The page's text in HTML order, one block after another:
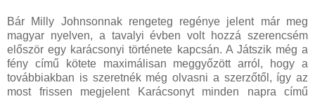
Bár Milly Johnsonnak rengeteg regénye jelent már meg
magyar nyelven, a tavalyi évben volt hozzá szerencsém
először egy karácsonyi története kapcsán. A Játszik még a
fény című kötete maximálisan meggyőzött arról, hogy a
továbbiakban is szeretnék még olvasni a szerzőtől, így az
most frissen megjelent Karácsonyt minden napra című